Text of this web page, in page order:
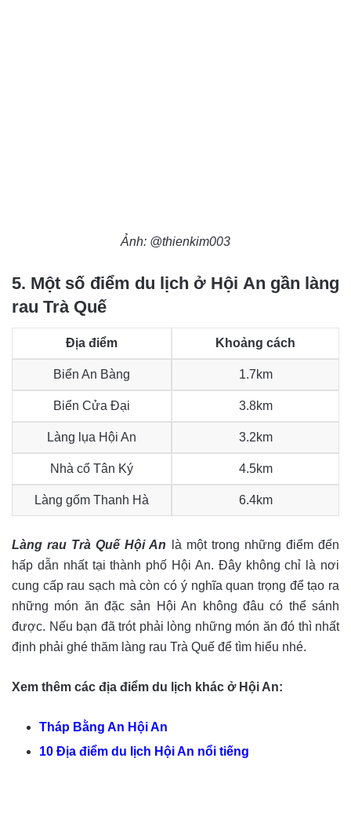
Ảnh: @thienkim003
5. Một số điểm du lịch ở Hội An gần làng
rau Trà Quế
Địa điểm Khoảng cách
Biển An Bàng 1.7km
Biển Cửa Đại 3.8km
Làng lụa Hội An 3.2km
Nhà cổ Tân Ký 4.5km
Làng gốm Thanh Hà 6.4km
Làng rau Trà Quế Hội An là một trong những điểm đến
hấp dẫn nhất tại thành phố Hội An. Đây không chỉ là nơi
cung cấp rau sạch mà còn có ý nghĩa quan trọng để tạo ra
những món ăn đặc sản Hội An không đâu có thể sánh
được. Nếu bạn đã trót phải lòng những món ăn đó thì nhất
định phải ghé thăm làng rau Trà Quế để tìm hiểu nhé.
Xem thêm các địa điểm du lịch khác ở Hội An:
Tháp Bằng An Hội An
10 Địa điểm du lịch Hội An nổi tiếng